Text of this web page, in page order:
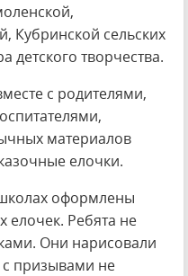
Кубринской сельских
детского творчества.
с родителями,
материалов
елочки.
оформлены
елочек. Ребята не
Они нарисовали
с призывами не